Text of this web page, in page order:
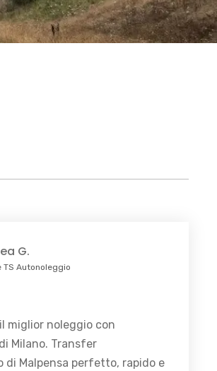
G.
TS Autonoleggio
miglior noleggio con
Milano. Transfer
di Malpensa perfetto, rapido e